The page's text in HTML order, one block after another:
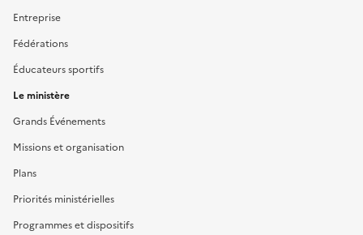
Entreprise
Fédérations
Éducateurs sportifs
Le ministère
Grands Événements
Missions et organisation
Plans
Priorités ministérielles
Programmes et dispositifs